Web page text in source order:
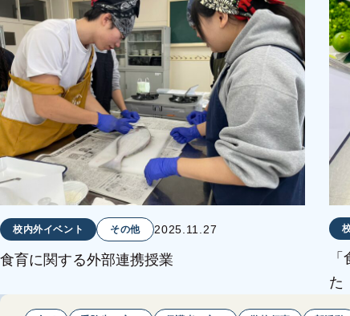
校内外イベント その他 2025.11.27
食育に関する外部連携授業
た